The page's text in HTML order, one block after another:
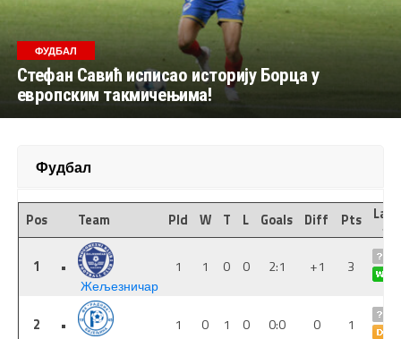
ФУДБАЛ
Стефан Савић исписао историју Борца у
европским такмичењима!
Фудбал